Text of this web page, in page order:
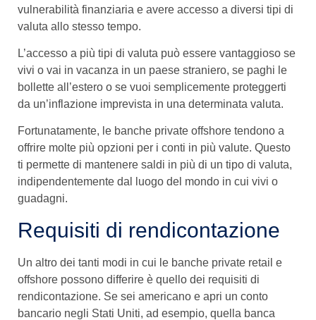
vulnerabilità finanziaria e avere accesso a diversi tipi di
valuta allo stesso tempo.
L’accesso a più tipi di valuta può essere vantaggioso se
vivi o vai in vacanza in un paese straniero, se paghi le
bollette all’estero o se vuoi semplicemente proteggerti
da un’inflazione imprevista in una determinata valuta.
Fortunatamente, le banche private offshore tendono a
offrire molte più opzioni per i conti in più valute. Questo
ti permette di mantenere saldi in più di un tipo di valuta,
indipendentemente dal luogo del mondo in cui vivi o
guadagni.
Requisiti di rendicontazione
Un altro dei tanti modi in cui le banche private retail e
offshore possono differire è quello dei requisiti di
rendicontazione. Se sei americano e apri un conto
bancario negli Stati Uniti, ad esempio, quella banca